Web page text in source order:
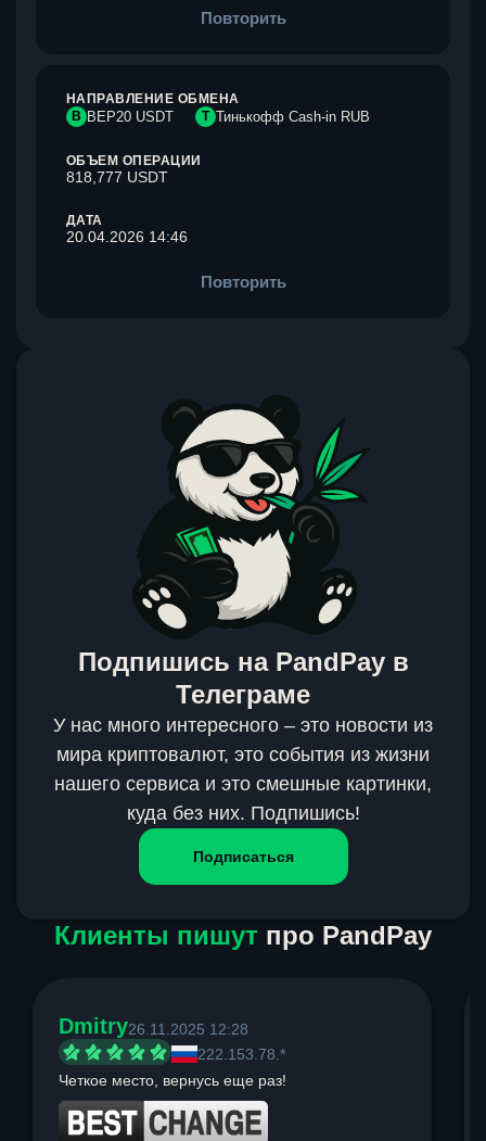
Повторить
НАПРАВЛЕНИЕ ОБМЕНА
B BEP20 USDT Т Тинькофф Cash-in RUB
ОБЪЕМ ОПЕРАЦИИ
818,777 USDT
ДАТА
20.04.2026 14:46
Повторить
Подпишись на PandPay в
Телеграме
У нас много интересного – это новости из
мира криптовалют, это события из жизни
нашего сервиса и это смешные картинки,
куда без них. Подпишись!
Подписаться
Клиенты пишут про PandPay
Dmitry26.11.2025 12:28
222.153.78.*
Четкое место, вернусь еще раз!